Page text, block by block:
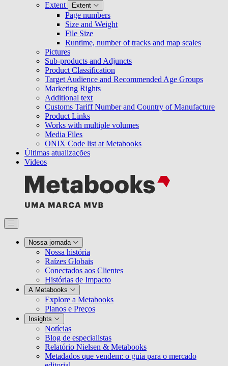
Extent
Extent
Page numbers
Size and Weight
File Size
Runtime, number of tracks and map scales
Pictures
Sub-products and Adjuncts
Product Classification
Target Audience and Recommended Age Groups
Marketing Rights
Additional text
Customs Tariff Number and Country of Manufacture
Product Links
Works with multiple volumes
Media Files
ONIX Code list at Metabooks
Últimas atualizações
Videos
Nossa jornada
Nossa história
Raízes Globais
Conectados aos Clientes
Histórias de Impacto
A Metabooks
Explore a Metabooks
Planos e Preços
Insights
Notícias
Blog de especialistas
Relatório Nielsen & Metabooks
Metadados que vendem: o guia para o mercado